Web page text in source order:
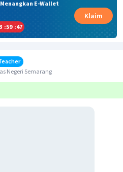
E-Wallet
:59 :47
Klaim
Negeri Semarang